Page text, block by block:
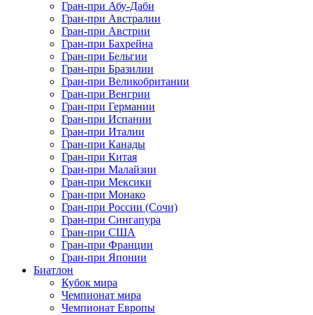
Гран-при Абу-Даби
Гран-при Австралии
Гран-при Австрии
Гран-при Бахрейна
Гран-при Бельгии
Гран-при Бразилии
Гран-при Великобритании
Гран-при Венгрии
Гран-при Германии
Гран-при Испании
Гран-при Италии
Гран-при Канады
Гран-при Китая
Гран-при Малайзии
Гран-при Мексики
Гран-при Монако
Гран-при России (Сочи)
Гран-при Сингапура
Гран-при США
Гран-при Франции
Гран-при Японии
Биатлон
Кубок мира
Чемпионат мира
Чемпионат Европы